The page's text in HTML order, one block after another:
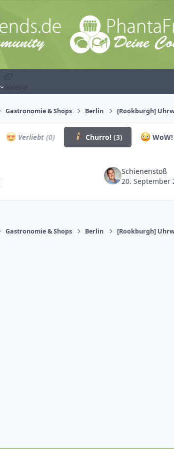
Galerie
Gastronomie & Shops Berlin [Rookburgh]
Verliebt(0) Churro! (3) WoW!
Schienenstoß
20. September
Gastronomie & Shops Berlin [Rookburgh]